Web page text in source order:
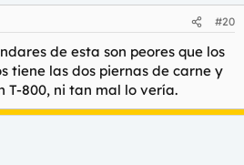
#20
de esta son peores que los
tiene las dos piernas de carne y
T-800, ni tan mal lo vería.